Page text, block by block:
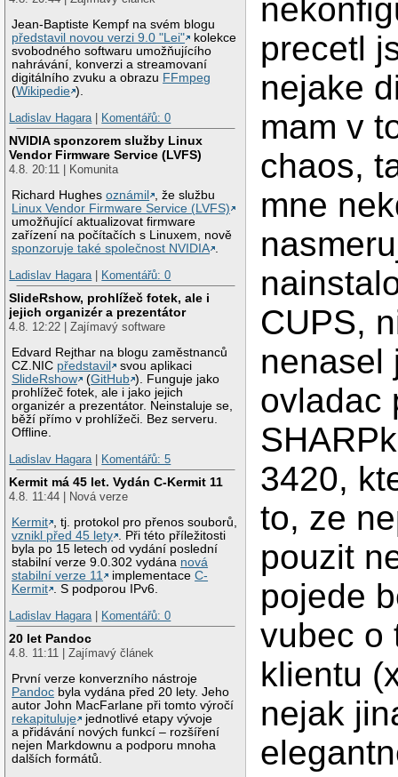
Jean-Baptiste Kempf na svém blogu
představil novou verzi 9.0 "Lei"
kolekce
svobodného softwaru umožňujícího
nahrávání, konverzi a streamovaní
digitálního zvuku a obrazu FFmpeg
(Wikipedie ).
Ladislav Hagara
Komentářů: 0
NVIDIA sponzorem služby Linux
Vendor Firmware Service (LVFS)
4.8. 20:11 | Komunita
Richard Hughesoznámil
, že službu
Linux Vendor Firmware Service (LVFS)
umožňující aktualizovat firmware
zařízení na počítačích s Linuxem, nově
sponzoruje také společnost NVIDIA .
Ladislav Hagara | Komentářů: 0
SlideRshow, prohlížeč fotek, ale i
jejich organizér a prezentátor
4.8. 12:22 | Zajímavý software
Edvard Rejthar na blogu zaměstnanců
CZ.NIC představil
svou aplikaci
SlideRshow
(GitHub ). Funguje jako
prohlížeč fotek, ale i jako jejich
organizér a prezentátor. Neinstaluje se,
běží přímo v prohlížeči. Bez serveru.
Offline.
Ladislav Hagara | Komentářů: 5
Kermit má 45 let. Vydán C-Kermit 11
4.8. 11:44 | Nová verze
Kermit , tj. protokol pro přenos souborů,
vznikl před 45 lety . Při této příležitosti
byla po 15 letech od vydání poslední
stabilní verze 9.0.302 vydána nová
stabilní verze 11
implementaceC-
Kermit . S podporou IPv6.
Ladislav Hagara | Komentářů: 0
20 let Pandoc
4.8. 11:11 | Zajímavý článek
První verze konverzního nástroje
Pandoc byla vydána před 20 lety. Jeho
autor John MacFarlane při tomto výročí
rekapituluje
jednotlivé etapy vývoje
a přidávání nových funkcí – rozšíření
nejen Markdownu a podporu mnoha
dalších formátů.
precetl
nejake
mam v
chaos,
mne
CUPS,
nenasel
ovladac
3420,
to, ze
pouzit
pojede
vubec o
klientu
nejak